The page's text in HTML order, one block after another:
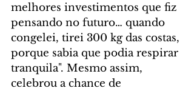
melhores investimentos que fiz
pensando no futuro… quando
congelei, tirei 300 kg das costas,
porque sabia que podia respirar
tranquila". Mesmo assim,
celebrou a chance de